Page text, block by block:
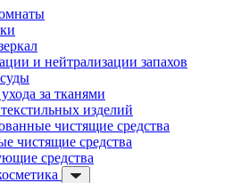
и нейтрализации запахов
за тканями
изделий
чистящие средства
чистящие средства
средства